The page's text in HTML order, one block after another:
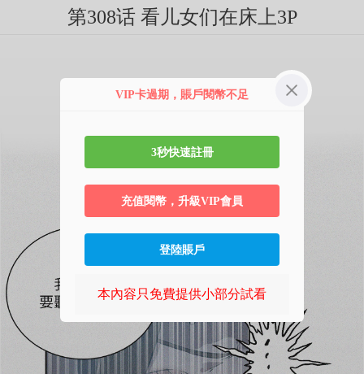
第308话 看儿女们在床上3P
VIP卡過期，賬戶閱幣不足
3秒快速註冊
充值閱幣，升級VIP會員
登陸賬戶
本內容只免費提供小部分試看